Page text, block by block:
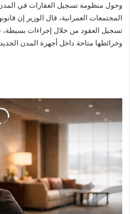
وحول منظومة تسجيل العقارات في المدن
المجتمعات العمرانية، قال الوزير إن
تسجيل العقود من خلال إجراءات بسيطة،
وخرائطها متاحة داخل أجهزة المدن